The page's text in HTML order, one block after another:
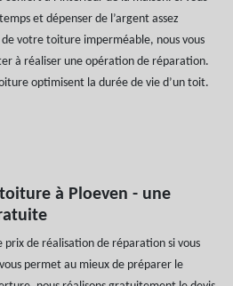
et dépenser de l’argent assez
votre toiture imperméable, nous vous
à réaliser une opération de réparation.
optimisent la durée de vie d’un toit.
à Ploeven - une
de réalisation de réparation si vous
permet au mieux de préparer le